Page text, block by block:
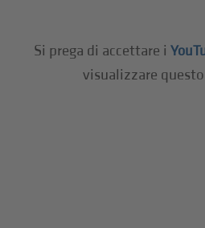
Si prega di accettare i
visualizzare